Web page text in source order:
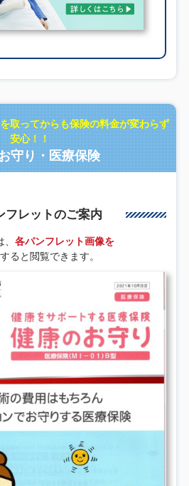
取ってからも保険の料金が変わらず
安心！！
守り・医療保険
フレットのご案内
各パンフレット画像を
すると閲覧できます。